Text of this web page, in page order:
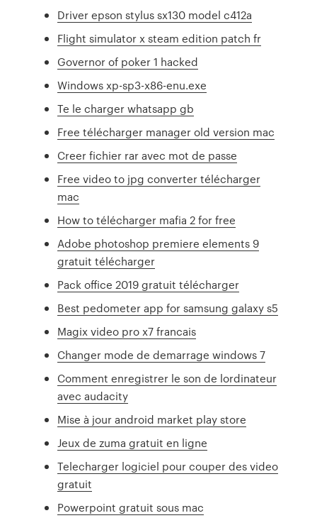
Driver epson stylus sx130 model c412a
Flight simulator x steam edition patch fr
Governor of poker 1 hacked
Windows xp-sp3-x86-enu.exe
Te le charger whatsapp gb
Free télécharger manager old version mac
Creer fichier rar avec mot de passe
Free video to jpg converter télécharger
mac
How to télécharger mafia 2 for free
Adobe photoshop premiere elements 9
gratuit télécharger
Pack office 2019 gratuit télécharger
Best pedometer app for samsung galaxy s5
Magix video pro x7 francais
Changer mode de demarrage windows 7
Comment enregistrer le son de lordinateur
avec audacity
Mise à jour android market play store
Jeux de zuma gratuit en ligne
Telecharger logiciel pour couper des video
gratuit
Powerpoint gratuit sous mac